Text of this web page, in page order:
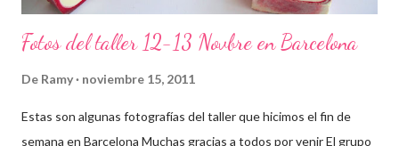
Fotos del taller 12-13 Novbre en Barcelona
De Ramy noviembre 15, 2011
Estas son algunas fotografías del taller que hicimos el fin de
semana en Barcelona Muchas gracias a todos por venir El grupo